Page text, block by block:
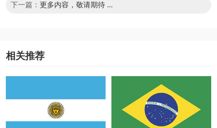
下一篇： 更多内容，敬请期待 ...
相关推荐